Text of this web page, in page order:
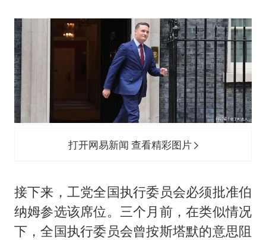
打开网易新闻 查看精彩图片
接下来，工党全国执行委员会必须批准伯
纳姆参选该席位。三个月前，在类似情况
下，全国执行委员会曾按斯塔默的意思阻